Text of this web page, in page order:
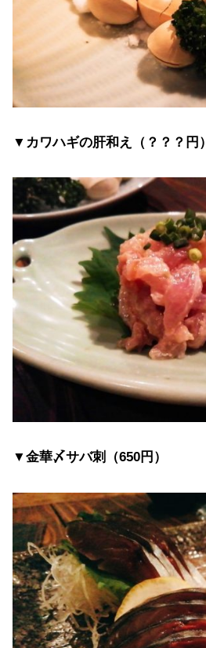
▼カワハギの肝和え（？？？円）
▼金華〆サバ刺（650円）